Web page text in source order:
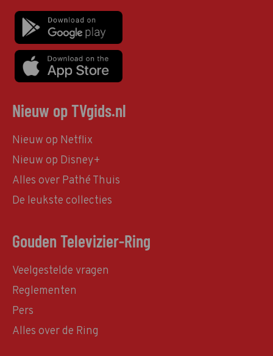
Nieuw op TVgids.nl
Nieuw op Netflix
Nieuw op Disney+
Alles over Pathé Thuis
De leukste collecties
Gouden Televizier-Ring
Veelgestelde vragen
Reglementen
Pers
Alles over de Ring